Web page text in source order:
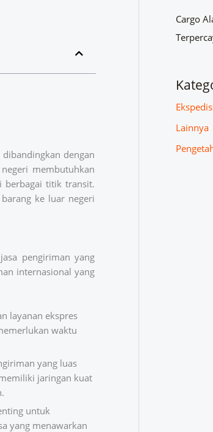
dengan
membutuhkan
berbagai titik transit.
ke luar negeri
pengiriman yang
internasional yang
layanan ekspres
waktu
yang luas
jaringan kuat
untuk
yang menawarkan
Cargo
Lainnya